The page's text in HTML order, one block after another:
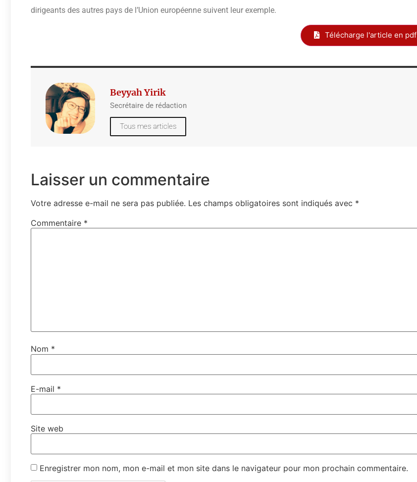
dirigeants des autres pays de l’Union européenne suivent leur exemple.
Télécharge l'article en pdf
Beyyah Yirik
Secrétaire de rédaction
Tous mes articles
Laisser un commentaire
Votre adresse e-mail ne sera pas publiée. Les champs obligatoires sont indiqués avec *
Commentaire *
Nom *
E-mail *
Site web
Enregistrer mon nom, mon e-mail et mon site dans le navigateur pour mon prochain commentaire.